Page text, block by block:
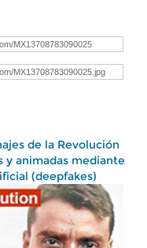
de la Revolución
y animadas mediante
(deepfakes)